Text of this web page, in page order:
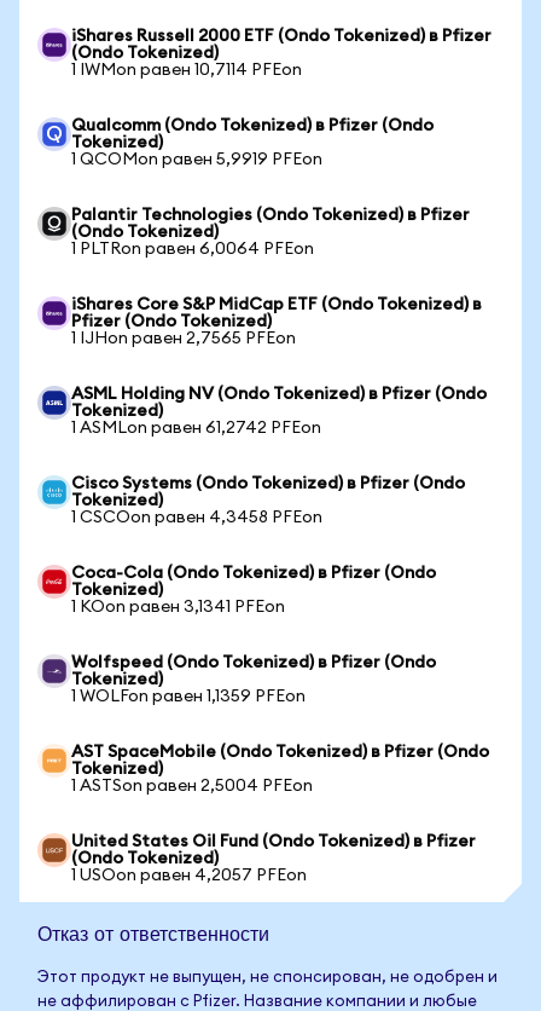
iShares Russell 2000 ETF (Ondo Tokenized) в Pfizer
(Ondo Tokenized)
1 IWMon равен 10,7114 PFEon
Qualcomm (Ondo Tokenized) в Pfizer (Ondo
Tokenized)
1 QCOMon равен 5,9919 PFEon
Palantir Technologies (Ondo Tokenized) в Pfizer
(Ondo Tokenized)
1 PLTRon равен 6,0064 PFEon
iShares Core S&P MidCap ETF (Ondo Tokenized) в
Pfizer (Ondo Tokenized)
1 IJHon равен 2,7565 PFEon
ASML Holding NV (Ondo Tokenized) в Pfizer (Ondo
Tokenized)
1 ASMLon равен 61,2742 PFEon
Cisco Systems (Ondo Tokenized) в Pfizer (Ondo
Tokenized)
1 CSCOon равен 4,3458 PFEon
Coca-Cola (Ondo Tokenized) в Pfizer (Ondo
Tokenized)
1 KOon равен 3,1341 PFEon
Wolfspeed (Ondo Tokenized) в Pfizer (Ondo
Tokenized)
1 WOLFon равен 1,1359 PFEon
AST SpaceMobile (Ondo Tokenized) в Pfizer (Ondo
Tokenized)
1 ASTSon равен 2,5004 PFEon
United States Oil Fund (Ondo Tokenized) в Pfizer
(Ondo Tokenized)
1 USOon равен 4,2057 PFEon
Отказ от ответственности
Этот продукт не выпущен, не спонсирован, не одобрен и
не аффилирован с Pfizer. Название компании и любые